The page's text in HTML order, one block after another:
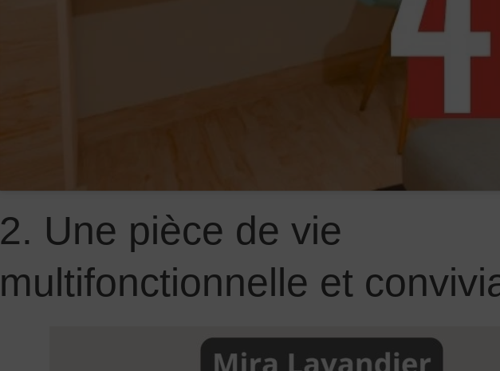
2. Une pièce de vie
multifonctionnelle et